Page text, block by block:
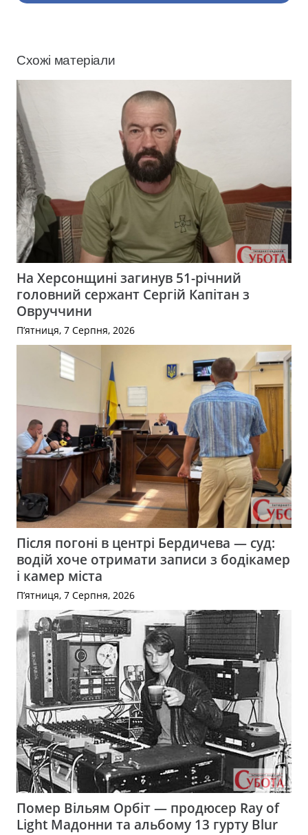
Схожі матеріали
На Херсонщині загинув 51-річний
головний сержант Сергій Капітан з
Овруччини
П’ятниця, 7 Серпня, 2026
Після погоні в центрі Бердичева — суд:
водій хоче отримати записи з бодікамер
і камер міста
П’ятниця, 7 Серпня, 2026
Помер Вільям Орбіт — продюсер Ray of
Light Мадонни та альбому 13 гурту Blur